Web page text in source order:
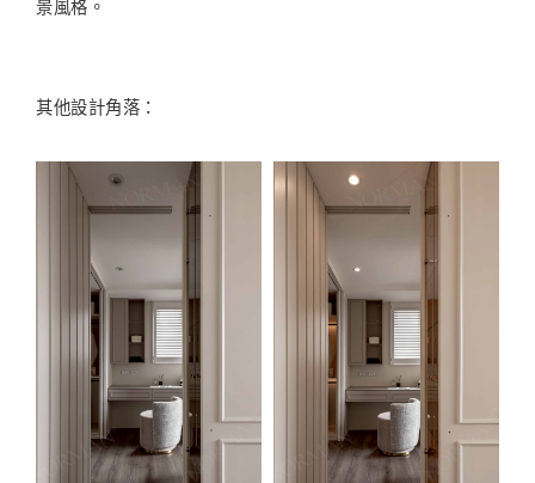
景風格。
其他設計角落：